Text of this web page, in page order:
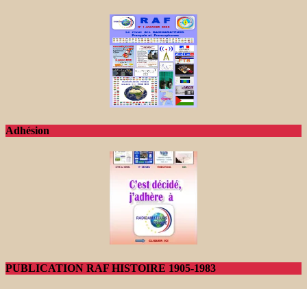
Adhésion
PUBLICATION RAF HISTOIRE 1905-1983